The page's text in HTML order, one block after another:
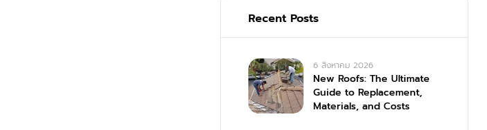
Recent Posts
6 สิงหาคม 2026
New Roofs: The Ultimate
Guide to Replacement,
Materials, and Costs